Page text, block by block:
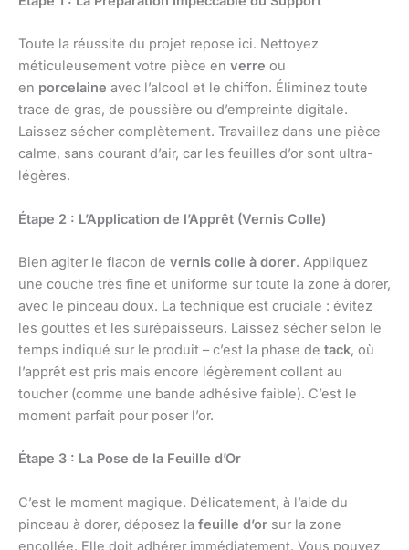
Toute la réussite du projet repose ici. Nettoyez
méticuleusement votre pièce en verre ou
en porcelaine avec l’alcool et le chiffon. Éliminez toute
trace de gras, de poussière ou d’empreinte digitale.
Laissez sécher complètement. Travaillez dans une pièce
calme, sans courant d’air, car les feuilles d’or sont ultra-
légères.
Étape 2 : L’Application de l’Apprêt (Vernis Colle)
Bien agiter le flacon de vernis colle à dorer. Appliquez
une couche très fine et uniforme sur toute la zone à dorer,
avec le pinceau doux. La technique est cruciale : évitez
les gouttes et les surépaisseurs. Laissez sécher selon le
temps indiqué sur le produit – c’est la phase de tack, où
l’apprêt est pris mais encore légèrement collant au
toucher (comme une bande adhésive faible). C’est le
moment parfait pour poser l’or.
Étape 3 : La Pose de la Feuille d’Or
C’est le moment magique. Délicatement, à l’aide du
pinceau à dorer, déposez la feuille d’or sur la zone
encollée. Elle doit adhérer immédiatement. Vous pouvez